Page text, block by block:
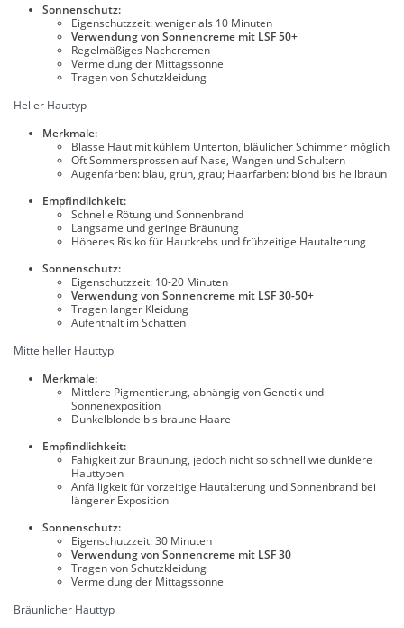
Sonnenschutz:
Eigenschutzzeit: weniger als 10 Minuten
Verwendung von Sonnencreme mit LSF 50+
Regelmäßiges Nachcremen
Vermeidung der Mittagssonne
Tragen von Schutzkleidung
Heller Hauttyp
Merkmale:
Blasse Haut mit kühlem Unterton, bläulicher Schimmer möglich
Oft Sommersprossen auf Nase, Wangen und Schultern
Augenfarben: blau, grün, grau; Haarfarben: blond bis hellbraun
Empfindlichkeit:
Schnelle Rötung und Sonnenbrand
Langsame und geringe Bräunung
Höheres Risiko für Hautkrebs und frühzeitige Hautalterung
Sonnenschutz:
Eigenschutzzeit: 10-20 Minuten
Verwendung von Sonnencreme mit LSF 30-50+
Tragen langer Kleidung
Aufenthalt im Schatten
Mittelheller Hauttyp
Merkmale:
Mittlere Pigmentierung, abhängig von Genetik und
Sonnenexposition
Dunkelblonde bis braune Haare
Empfindlichkeit:
Fähigkeit zur Bräunung, jedoch nicht so schnell wie dunklere
Hauttypen
Anfälligkeit für vorzeitige Hautalterung und Sonnenbrand bei
längerer Exposition
Sonnenschutz:
Eigenschutzzeit: 30 Minuten
Verwendung von Sonnencreme mit LSF 30
Tragen von Schutzkleidung
Vermeidung der Mittagssonne
Bräunlicher Hauttyp